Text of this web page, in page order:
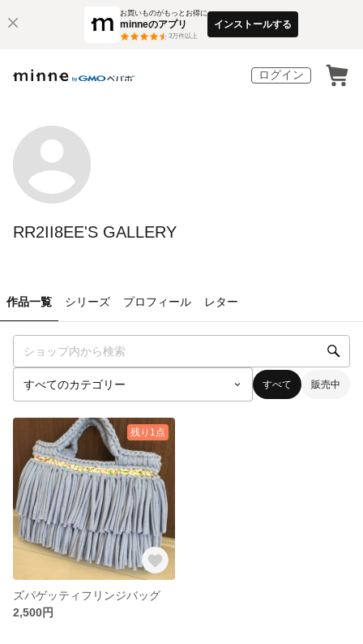
お買いものがもっとお得に
minneのアプリ
3万件以上
インストールする
ログイン
RR2II8EE'S GALLERY
作品一覧 シリーズ プロフィール レター
すべて 販売中
残り1点
ズパゲッティフリンジバッグ
2,500円